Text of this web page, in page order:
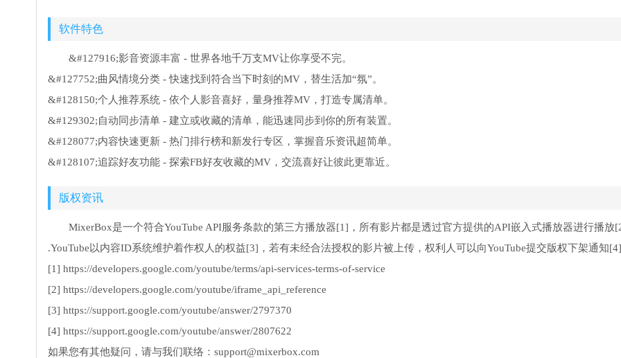
软件特色
&#127916;影音资源丰富 - 世界各地千万支MV让你享受不完。
&#127752;曲风情境分类 - 快速找到符合当下时刻的MV，替生活加“氛”。
&#128150;个人推荐系统 - 依个人影音喜好，量身推荐MV，打造专属清单。
&#129302;自动同步清单 - 建立或收藏的清单，能迅速同步到你的所有装置。
&#128077;内容快速更新 - 热门排行榜和新发行专区，掌握音乐资讯超简单。
&#128107;追踪好友功能 - 探索FB好友收藏的MV，交流喜好让彼此更靠近。
版权资讯
MixerBox是一个符合YouTube API服务条款的第三方播放器[1]，所有影片都是透过官方提供的API嵌入式播放器进行播放
.YouTube以内容ID系统维护着作权人的权益[3]，若有未经合法授权的影片被上传，权利人可以向YouTube提交版权下架通知[4]
[1] https://developers.google.com/youtube/terms/api-services-terms-of-service
[2] https://developers.google.com/youtube/iframe_api_reference
[3] https://support.google.com/youtube/answer/2797370
[4] https://support.google.com/youtube/answer/2807622
如果您有其他疑问，请与我们联络：support@mixerbox.com